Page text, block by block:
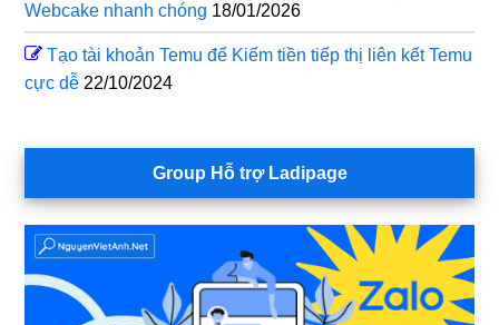
Webcake nhanh chóng 18/01/2026
Tạo tài khoản Temu để Kiếm tiền tiếp thị liên kết Temu
cực dễ 22/10/2024
Group Hỗ trợ Ladipage